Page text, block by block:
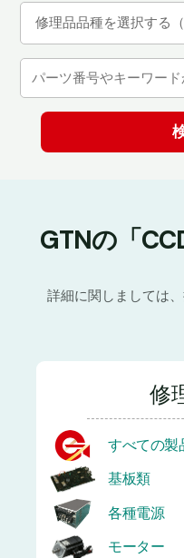
GTNの「
詳細に関しましては
修
すべての製
基板類
各種電源
モーター